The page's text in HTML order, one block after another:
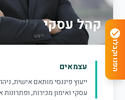
הפנו וקבלו
קהל עסקי
עצמאים
ייעוץ פיננסי מותאם אישית,
עסקי ואימון מכירות,